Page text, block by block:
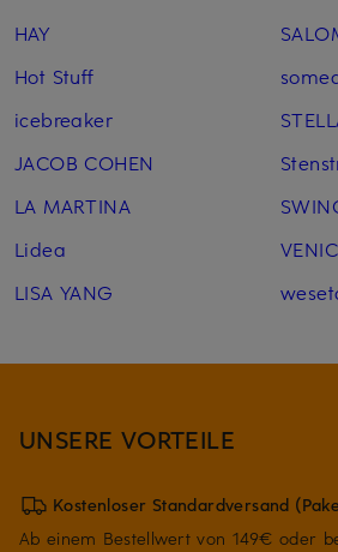
HAY
Hot Stuff
icebreaker
JACOB COHEN
LA MARTINA
Lidea
LISA YANG
UNSERE VORTEILE
Kostenloser Standardversand
Ab einem Bestellwert von 149€ oder